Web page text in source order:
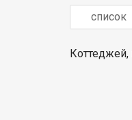
список
Коттеджей,